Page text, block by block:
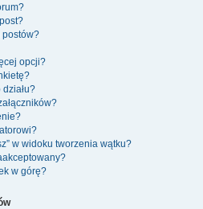
postów?
opcji?
w widoku tworzenia wątku?
w górę?